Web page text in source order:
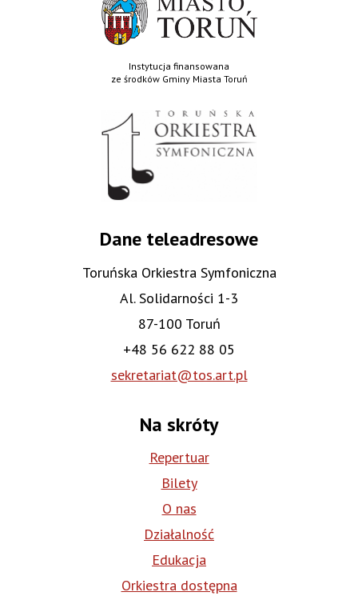
Instytucja finansowana
ze środków Gminy Miasta Toruń
Dane teleadresowe
Toruńska Orkiestra Symfoniczna
Al. Solidarności 1-3
87-100 Toruń
+48 56 622 88 05
sekretariat@tos.art.pl
Na skróty
Repertuar
Bilety
O nas
Działalność
Edukacja
Orkiestra dostępna